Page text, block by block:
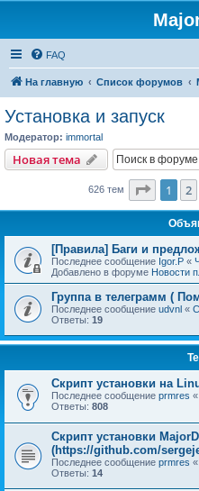
FAQ
На главную Список форумов
Установка и запуск
Модератор: immortal
Новая тема
626 тем 1 2
[Правила] Баги и
Последнее сообщение Igor.P «
Добавлено в форуме Новости
Группа в телеграмм (
Последнее сообщение udvnl «
Ответы: 19
Скрипт установки на
Последнее сообщение prmres «
Ответы: 808
Скрипт установки
(https://github.com/
Последнее сообщение prmres «
Ответы: 14